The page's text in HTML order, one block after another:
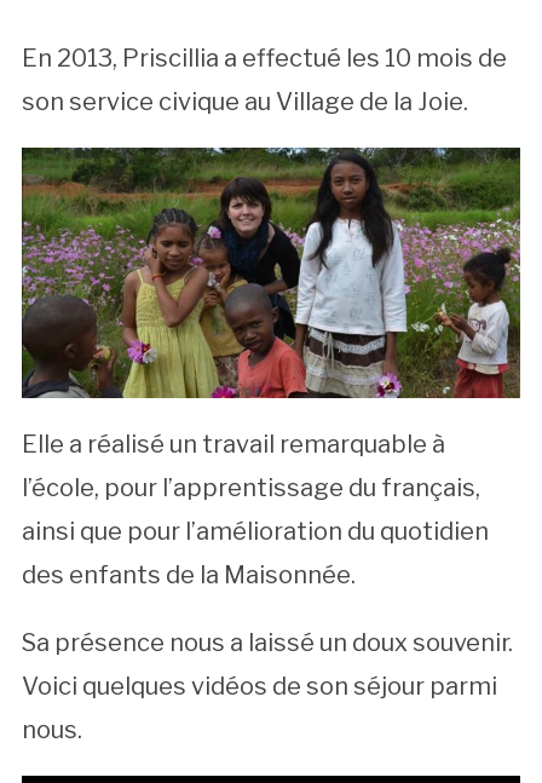
En 2013, Priscillia a effectué les 10 mois de
son service civique au Village de la Joie.
Elle a réalisé un travail remarquable à
l’école, pour l’apprentissage du français,
ainsi que pour l’amélioration du quotidien
des enfants de la Maisonnée.
Sa présence nous a laissé un doux souvenir.
Voici quelques vidéos de son séjour parmi
nous.